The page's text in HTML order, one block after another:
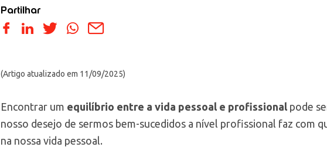
Partilhar
(Artigo atualizado em 11/09/2025)
Encontrar um equilíbrio entre a vida pessoal e profissional pode
nosso desejo de sermos bem-sucedidos a nível profissional faz com
na nossa vida pessoal.